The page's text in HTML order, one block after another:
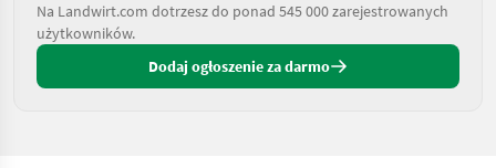
Na Landwirt.com dotrzesz do ponad 545 000 zarejestrowanych
użytkowników.
Dodaj ogłoszenie za darmo